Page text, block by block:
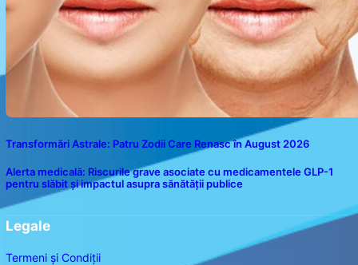
Transformări Astrale: Patru Zodii Care Renasc în August 2026
Alerta medicală: Riscurile grave asociate cu medicamentele GLP-1
pentru slăbit și impactul asupra sănătății publice
Legale
Termeni și Condiții